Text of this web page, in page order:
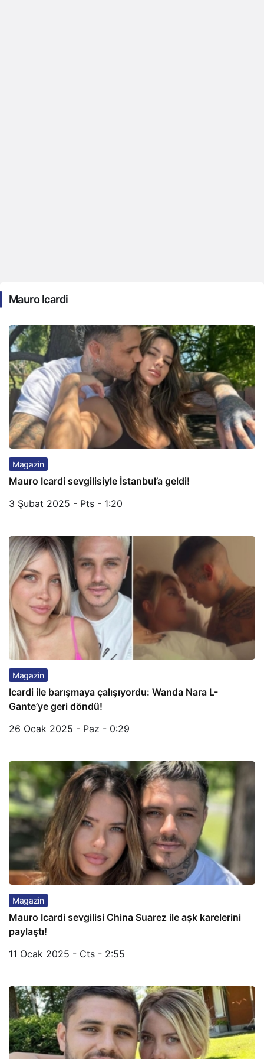
Mauro Icardi
Magazin
Mauro Icardi sevgilisiyle İstanbul’a geldi!
3 Şubat 2025 - Pts - 1:20
Magazin
Icardi ile barışmaya çalışıyordu: Wanda Nara L-
Gante’ye geri döndü!
26 Ocak 2025 - Paz - 0:29
Magazin
Mauro Icardi sevgilisi China Suarez ile aşk karelerini
paylaştı!
11 Ocak 2025 - Cts - 2:55